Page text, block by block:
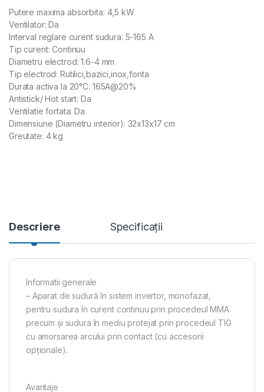
Putere maxima absorbita: 4,5 kW
Ventilator: Da
Interval reglare curent sudura: 5-165 A
Tip curent: Continuu
Diametru electrod: 1.6-4 mm
Tip electrod: Rutilici,bazici,inox,fonta
Durata activa la 20°C: 165A@20%
Antistick/ Hot start: Da
Ventilatie fortata: Da
Dimensiune (Diametru interior): 32x13x17 cm
Greutate: 4 kg
Descriere Specificații
Informatii generale
– Aparat de sudură în sistem invertor, monofazat,
pentru sudura în curent continuu prin procedeul MMA
precum și sudura în mediu protejat prin procedeul TIG
cu amorsarea arcului prin contact (cu accesorii
opţionale).
Avantaje